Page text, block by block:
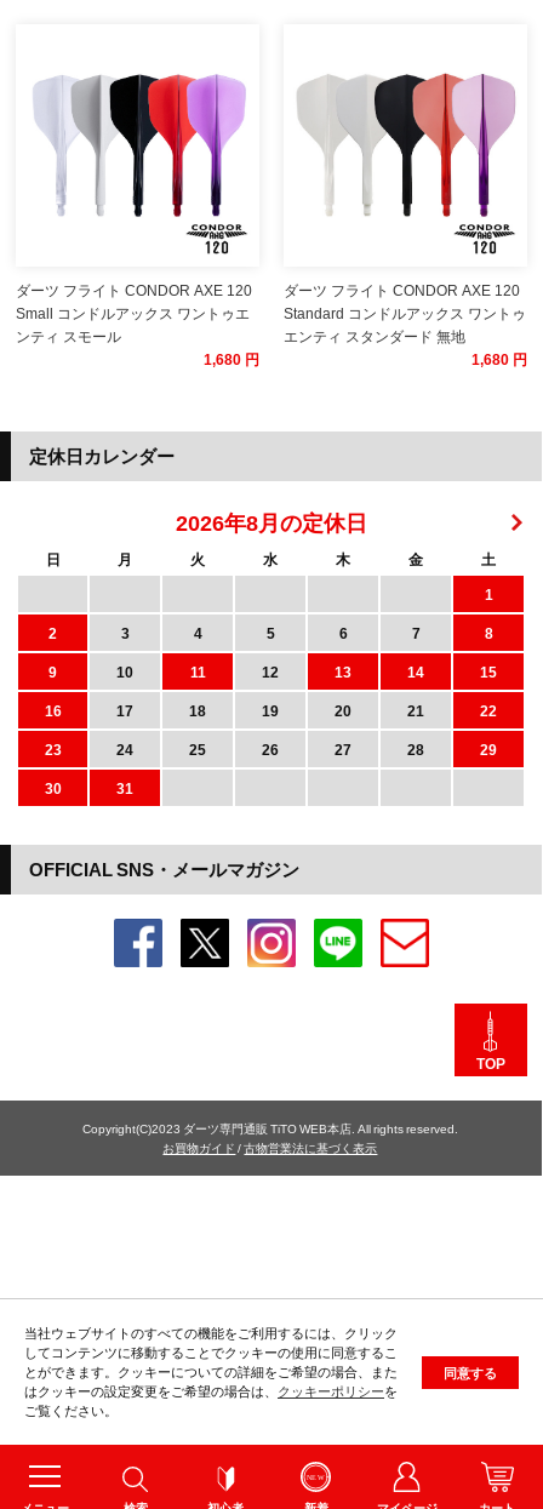
ダーツ フライト CONDOR AXE 120
Small コンドルアックス ワントゥエ
ンティ スモール
1,680 円
ダーツ フライト CONDOR AXE 120
Standard コンドルアックス ワントゥ
エンティ スタンダード 無地
1,680 円
当社ウェブサイトのすべての機能をご利用するには、クリック
してコンテンツに移動することでクッキーの使用に同意するこ
とができます。クッキーについての詳細をご希望の場合、また
はクッキーの設定変更をご希望の場合は、 クッキーポリシーを
ご覧ください。
同意する
OFFICIAL SNS・メールマガジン
定休日カレンダー
2026年8月の定休日
日 月 火 水 木 金
土
1
2
3 4 5 6 7
8
9
10 11 12 13 14
15
16
17 18 19 20 21
22
23
24 25 26 27 28
29
30
31
TOP
Copyright(C)2023 ダーツ専門通販 TiTO WEB本店. All rights reserved.
お買物ガイド /古物営業法に基づく表示